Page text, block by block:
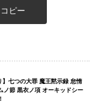
コピー
】七つの大罪 魔王黙示録 怠惰
ノ節 黒衣ノ項 オーキッドシー